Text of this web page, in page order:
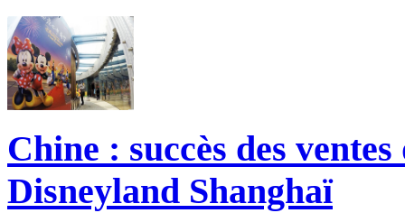
Chine : succès des
Disneyland Shanghaï